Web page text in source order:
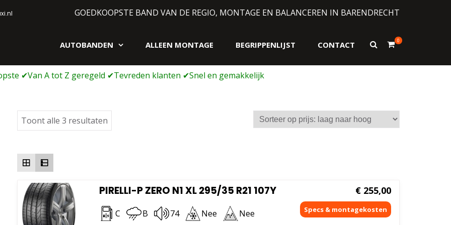
GOEDKOOPSTE BAND VAN DE REGIO, MONTAGE EN BALANCEREN IN BARENDRECHT
AUTOBANDEN ALLEEN MONTAGE BEGRIPPENLIJST CONTACT
Toon
0
Toont alle 3 resultaten
op
PIRELLI-P ZERO N1 XL 295/35 R21 107Y
C B 74 Nee Nee
€ 255,00